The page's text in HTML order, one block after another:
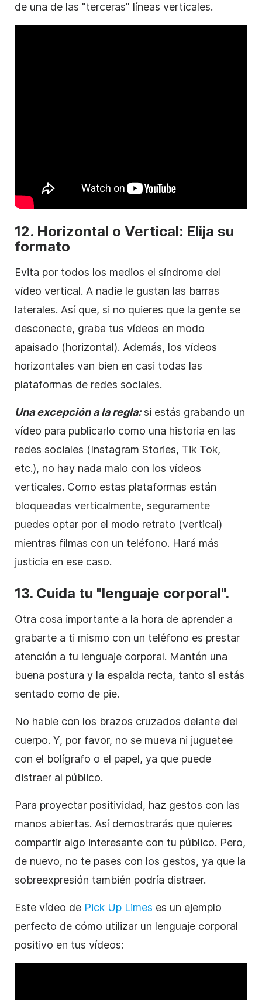
de una de las "terceras" líneas verticales.
12. Horizontal o Vertical: Elija su
formato
Evita por todos los medios el síndrome del
vídeo vertical. A nadie le gustan las barras
laterales. Así que, si no quieres que la gente se
desconecte, graba tus vídeos en modo
apaisado (horizontal). Además, los vídeos
horizontales van bien en casi todas las
plataformas de redes sociales.
Una excepción a la regla:si estás grabando un
vídeo para publicarlo como una historia en las
redes sociales (Instagram Stories, Tik Tok,
etc.), no hay nada malo con los vídeos
verticales. Como estas plataformas están
bloqueadas verticalmente, seguramente
puedes optar por el modo retrato (vertical)
mientras filmas con un teléfono. Hará más
justicia en ese caso.
13. Cuida tu "lenguaje corporal".
Otra cosa importante a la hora de aprender a
grabarte a ti mismo con un teléfono es prestar
atención a tu lenguaje corporal. Mantén una
buena postura y la espalda recta, tanto si estás
sentado como de pie.
No hable con los brazos cruzados delante del
cuerpo. Y, por favor, no se mueva ni juguetee
con el bolígrafo o el papel, ya que puede
distraer al público.
Para proyectar positividad, haz gestos con las
manos abiertas. Así demostrarás que quieres
compartir algo interesante con tu público. Pero,
de nuevo, no te pases con los gestos, ya que la
sobreexpresión también podría distraer.
Este vídeo de Pick Up Limes es un ejemplo
perfecto de cómo utilizar un lenguaje corporal
positivo en tus vídeos: